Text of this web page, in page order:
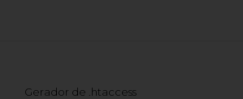
Gerador de .htaccess